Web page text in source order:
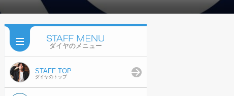
ダイヤのメニュー
STAFF TOP
ダイヤのトップ